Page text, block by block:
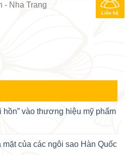
- Nha Trang
hồn” vào thương hiệu mỹ phẩm
mặt của các ngôi sao Hàn Quốc
Liên hệ